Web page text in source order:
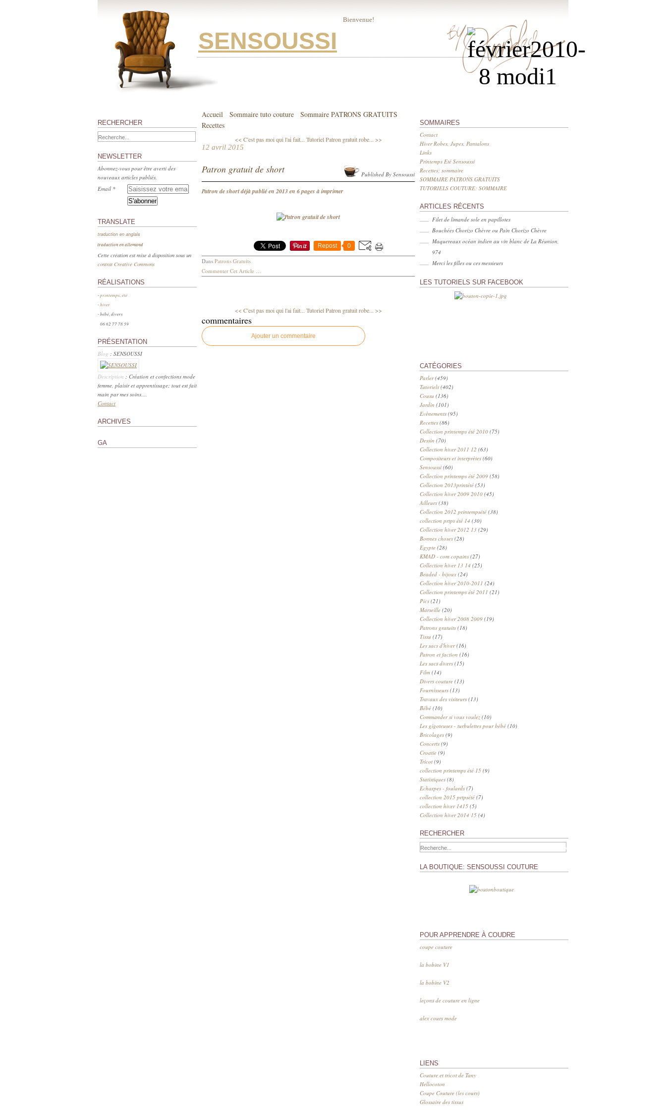
Bienvenue!
SENSOUSSI
RECHERCHER
NEWSLETTER
Abonnez-vous pour être averti des
nouveaux articles publiés.
Email
TRANSLATE
traduction en anglais
traduction en allemand
Cette création est mise à disposition sous un
contrat Creative Commons
RÉALISATIONS
-printemps, été
-hiver
- bébé, divers
06 62 77 78 59
PRÉSENTATION
Blog : SENSOUSSI
Description : Création et confections mode
femme, plaisir et apprentissage; tout est fait
main par mes soins....
Contact
ARCHIVES
GA
Accueil Sommaire tuto couture
Sommaire PATRONS GRATUITS
Recettes
<< C'est pas moi qui l'ai fait... Tutoriel Patron gratuit robe... >>
12 avril 2015
Patron gratuit de short
Patron de short déjà publié en 2013 en 6 pages à imprimer
Repost 0
Published By Sensoussi
Dans Patrons Gratuits
Commenter Cet Article …
<< C'est pas moi qui l'ai fait... Tutoriel Patron gratuit robe... >>
commentaires
Ajouter un commentaire
SOMMAIRES
Contact
Hiver Robes, Jupes, Pantalons
Links
Printemps Eté Sensoussi
Recettes: sommaire
SOMMAIRE PATRONS GRATUITS
TUTORIELS COUTURE: SOMMAIRE
ARTICLES RÉCENTS
Filet de limande sole en papillotes
Bouchées Chorizo Chèvre ou Pain Chorizo Chèvre
Maquereaux océan indien au vin blanc de La Réunion,
974
Merci les filles ou ces messieurs
LES TUTORIELS SUR FACEBOOK
CATÉGORIES
Parler(459)
Tutoriels (402)
Cousu (136)
Jardin (101)
Evènements (95)
Recettes (86)
Collection printemps été 2010 (75)
Dessin (70)
Collection hiver 2011 12 (63)
Compositeurs et interprètes (60)
Sensoussi (60)
Collection printemps été 2009 (58)
Collection 2013printété (53)
Collection hiver 2009 2010 (45)
Ailleurs (38)
Collection 2012 printempsété (38)
collection prtps été 14 (30)
Collection hiver 2012 13 (29)
Bonnes choses (28)
Egypte (28)
KMAD - com copains (27)
Collection hiver 13 14 (25)
Beaded - bijoux (24)
Collection hiver 2010-2011 (24)
Collection printemps été 2011 (21)
Pics (21)
Marseille (20)
Collection hiver 2008 2009 (19)
Patrons gratuits (18)
Tissu (17)
Les sacs d'hiver(16)
Patron et faction (16)
Les sacs divers (15)
Film (14)
Divers couture (13)
Fournisseurs (13)
Travaux des visiteurs (13)
Bébé (10)
Commander si vous voulez (10)
Les gigoteuses - turbulettes pour bébé (10)
Bricolages (9)
Concerts (9)
Croatie (9)
Tricot (9)
collection printemps été 15 (9)
Statistiques (8)
Echarpes - foulards (7)
collection 2015 prtpsété (7)
collection hiver 1415 (5)
Collection hiver 2014 15 (4)
RECHERCHER
LA BOUTIQUE: SENSOUSSI COUTURE
POUR APPRENDRE À COUDRE
coupe couture
la bobine V1
la bobine V2
leçons de couture en ligne
alex cours mode
LIENS
Couture et tricot de Tany
Hellocoton
Coupe Couture (les cours)
Glossaire des tissus